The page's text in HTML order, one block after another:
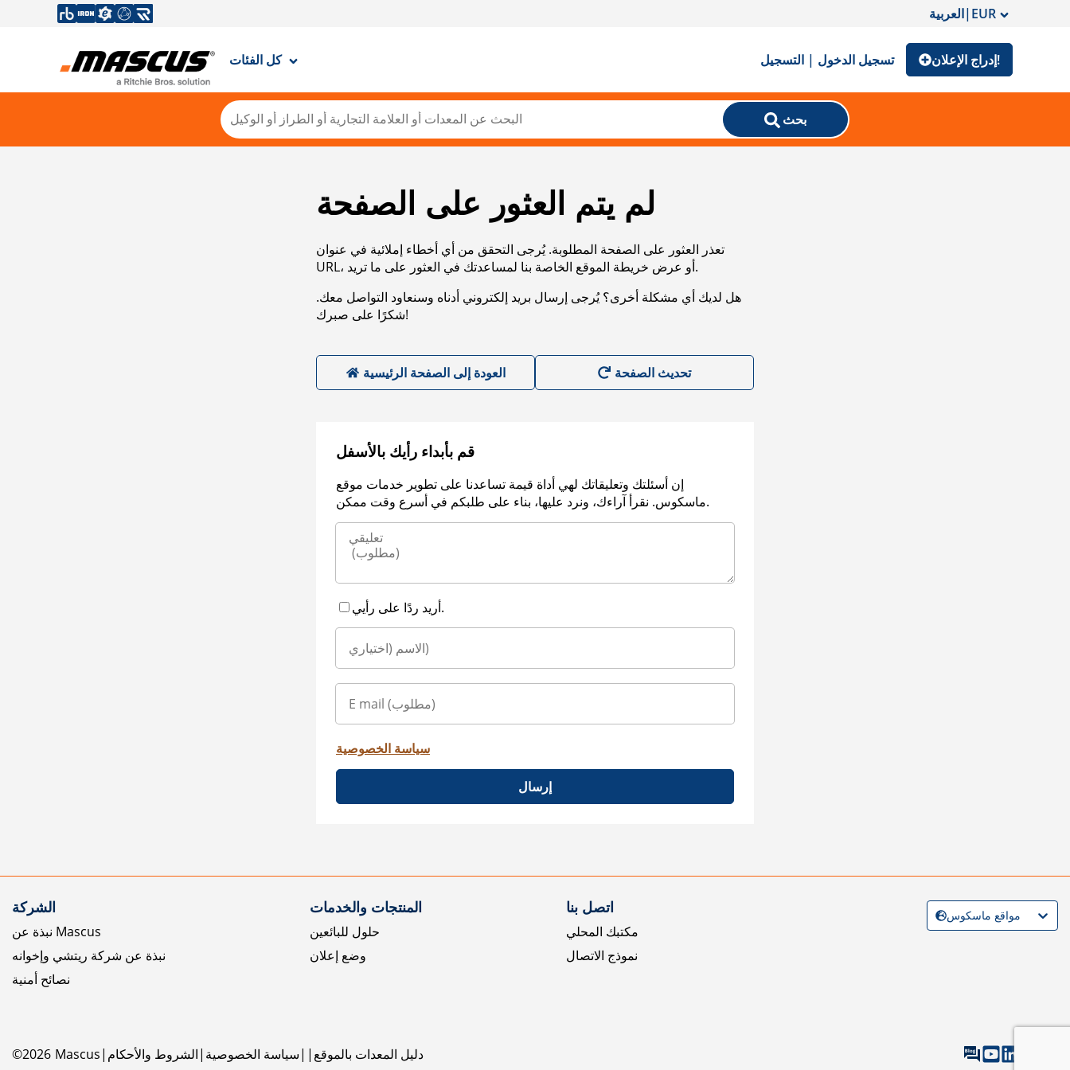
العربية|EUR
كل الفئات تسجيل الدخول | التسجيل إدراج الإعلان!
بحث
لم يتم العثور على الصفحة
تعذر العثور على الصفحة المطلوبة. يُرجى التحقق من أي أخطاء إملائية في عنوان
URL، أو عرض خريطة الموقع الخاصة بنا لمساعدتك في العثور على ما تريد.
هل لديك أي مشكلة أخرى؟ يُرجى إرسال بريد إلكتروني أدناه وسنعاود التواصل معك.
شكرًا على صبرك!
العودة إلى الصفحة الرئيسية
قم بأبداء رأيك بالأسفل
إن أسئلتك وتعليقاتك لهي أداة قيمة تساعدنا على تطوير خدمات موقع
ماسكوس. نقرأ آراءك، ونرد عليها، بناء على طلبكم في أسرع وقت ممكن.
أريد ردًا على رأيي.
سياسة الخصوصية
إرسال
الشركة
نبذة عن Mascus
نبذة عن شركة ريتشي وإخوانه
نصائح أمنية
المنتجات والخدمات
حلول للبائعين
وضع إعلان
اتصل بنا
مكتبك المحلي
نموذج الاتصال
©2026 Mascus الشروط والأحكام سياسة الخصوصية دليل المعدات بالموقع
مواقع ماسكوس